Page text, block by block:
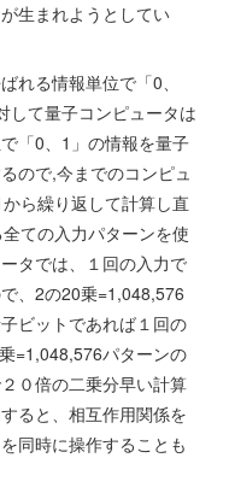
生まれようとしてい
れる情報単位で「0、
して量子コンピュータは
「0、1」の情報を量子
ので,今までのコンピュ
ら繰り返して計算し直
ての入力パターンを使
タでは、１回の入力で
、2の20乗=1,048,576
ビットであれば１回の
=1,048,576パターンの
０倍の二乗分早い計算
ると、相互作用関係を
同時に操作することも